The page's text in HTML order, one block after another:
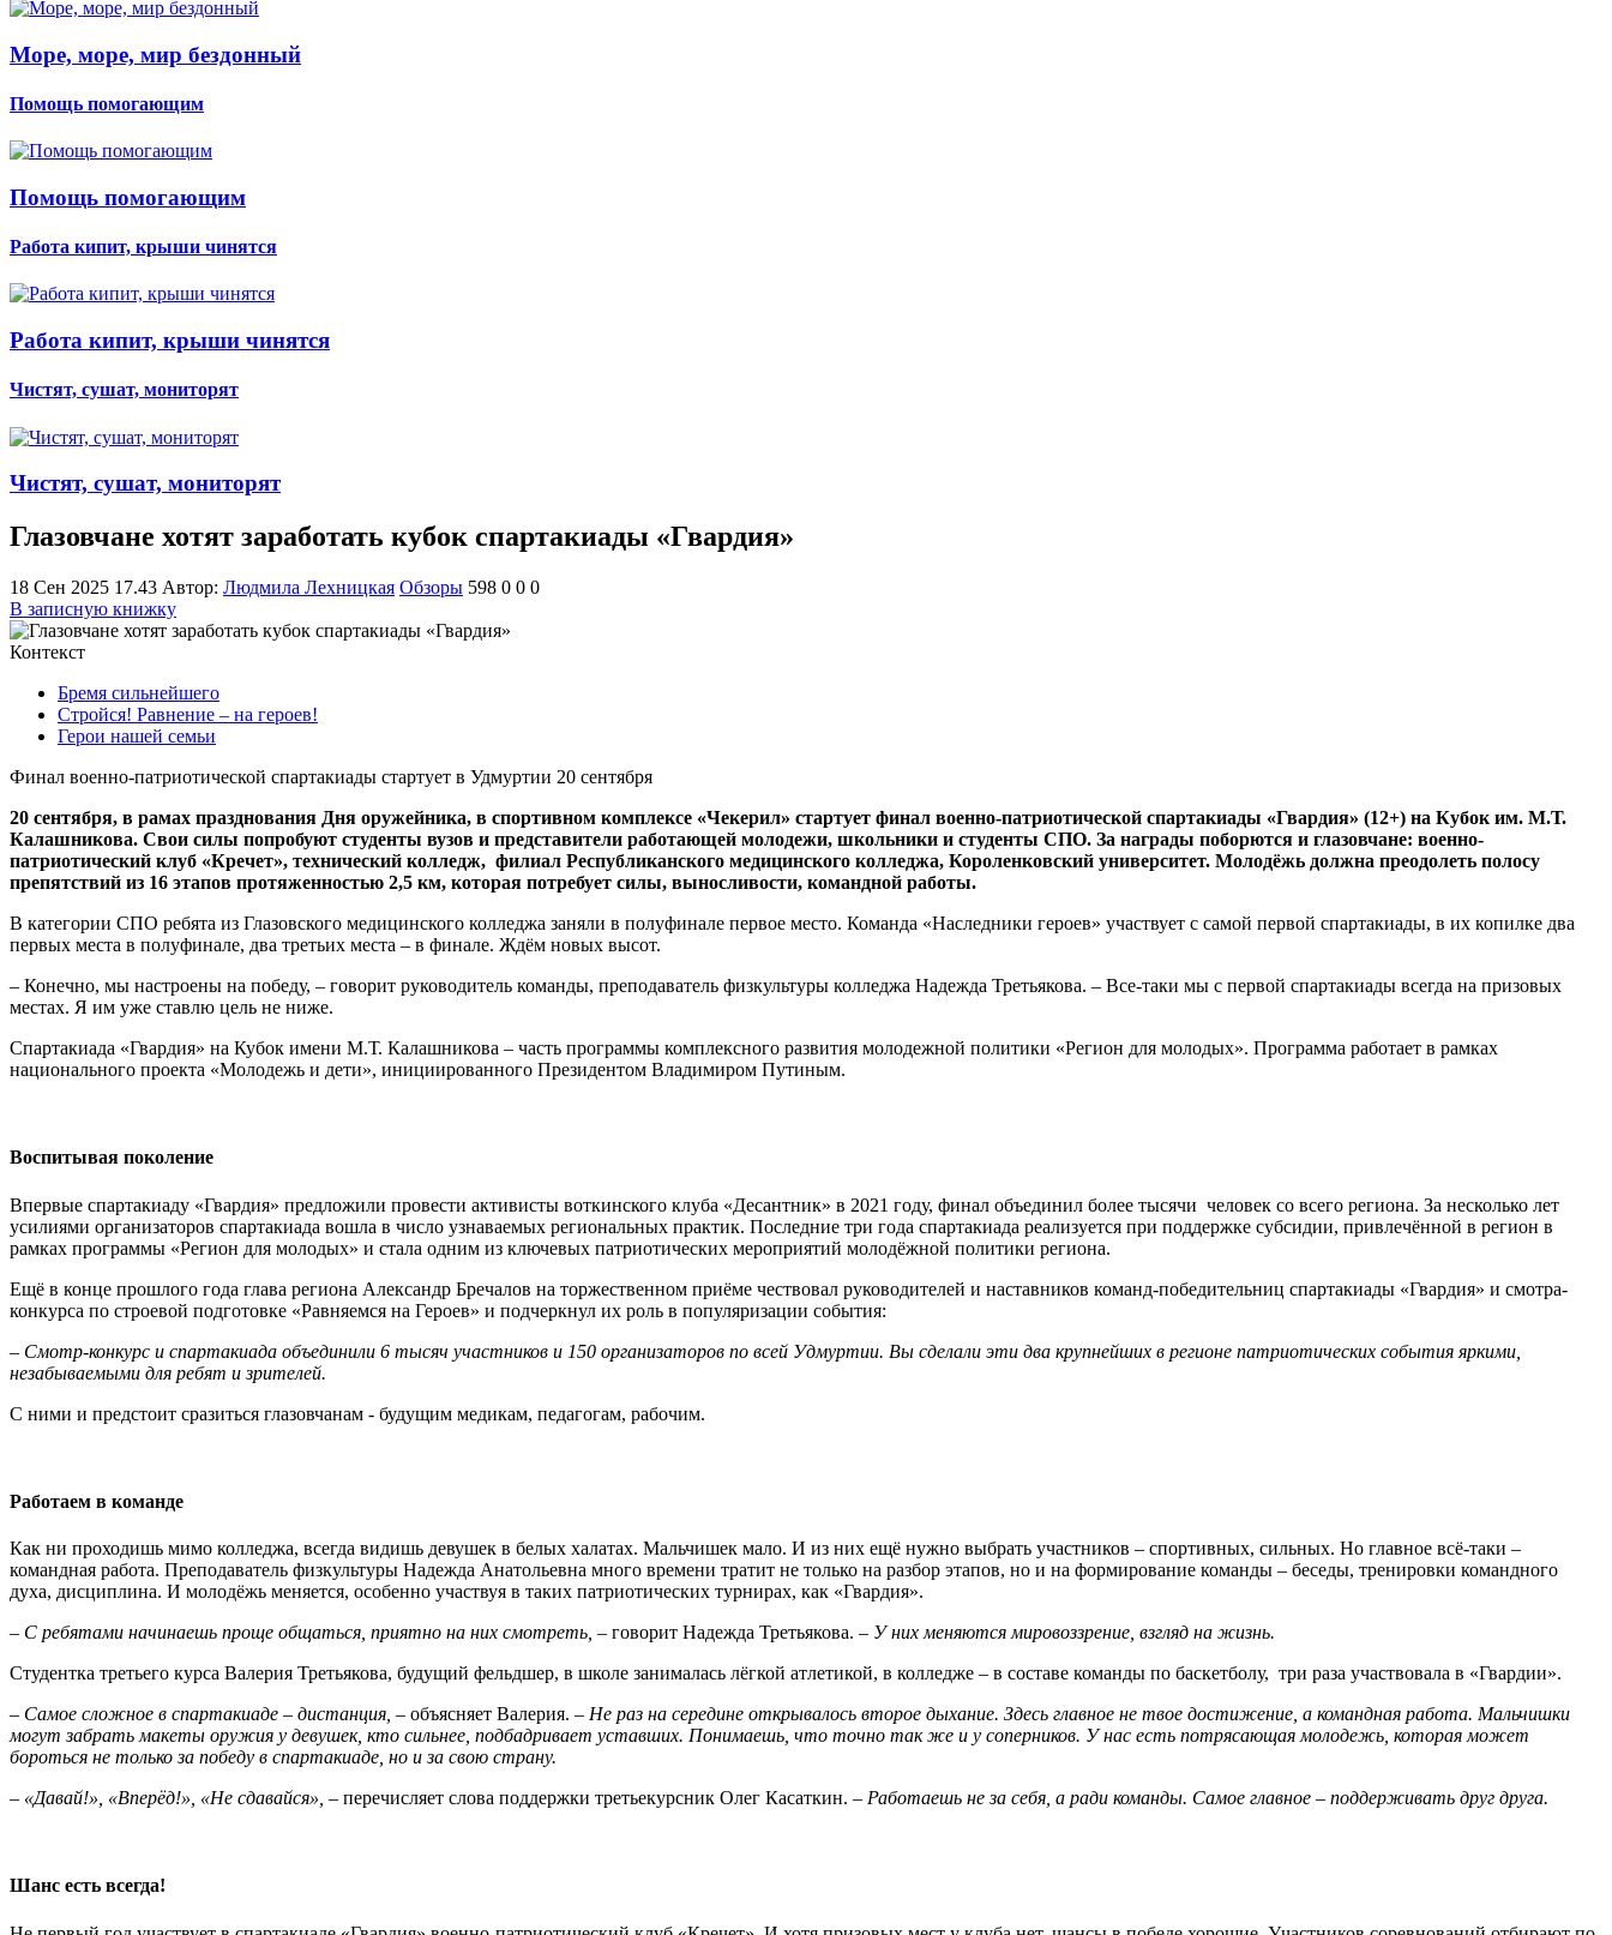
Море, море, мир бездонный
Помощь помогающим
Помощь помогающим
Работа кипит, крыши чинятся
Работа кипит, крыши чинятся
Чистят, сушат, мониторят
Чистят, сушат, мониторят
Глазовчане хотят заработать кубок спартакиады «Гвардия»
18 Сен 2025 17.43 Автор: Людмила Лехницкая Обзоры 598 0 0 0
В записную книжку
Контекст
Бремя сильнейшего
Стройся! Равнение – на героев!
Герои нашей семьи
Финал военно-патриотической спартакиады стартует в Удмуртии 20 сентября
20 сентября, в рамах празднования Дня оружейника, в спортивном комплексе «Чекерил» стартует финал военно-патриотической спартакиады «Гвардия» (12+) на Кубок им. М.Т.
Калашникова. Свои силы попробуют студенты вузов и представители работающей молодежи, школьники и студенты СПО. За награды поборются и глазовчане: военно-
патриотический клуб «Кречет», технический колледж, филиал Республиканского медицинского колледжа, Короленковский университет. Молодёжь должна преодолеть полосу
препятствий из 16 этапов протяженностью 2,5 км, которая потребует силы, выносливости, командной работы.
В категории СПО ребята из Глазовского медицинского колледжа заняли в полуфинале первое место. Команда «Наследники героев» участвует с самой первой спартакиады, в их копилке два
первых места в полуфинале, два третьих места – в финале. Ждём новых высот.
– Конечно, мы настроены на победу, – говорит руководитель команды, преподаватель физкультуры колледжа Надежда Третьякова. – Все-таки мы с первой спартакиады всегда на призовых
местах. Я им уже ставлю цель не ниже.
Спартакиада «Гвардия» на Кубок имени М.Т. Калашникова – часть программы комплексного развития молодежной политики «Регион для молодых». Программа работает в рамках
национального проекта «Молодежь и дети», инициированного Президентом Владимиром Путиным.
Воспитывая поколение
Впервые спартакиаду «Гвардия» предложили провести активисты воткинского клуба «Десантник» в 2021 году, финал объединил более тысячи человек со всего региона. За несколько лет
усилиями организаторов спартакиада вошла в число узнаваемых региональных практик. Последние три года спартакиада реализуется при поддержке субсидии, привлечённой в регион в
рамках программы «Регион для молодых» и стала одним из ключевых патриотических мероприятий молодёжной политики региона.
Ещё в конце прошлого года глава региона Александр Бречалов на торжественном приёме чествовал руководителей и наставников команд-победительниц спартакиады «Гвардия» и смотра-
конкурса по строевой подготовке «Равняемся на Героев» и подчеркнул их роль в популяризации события:
– Смотр-конкурс и спартакиада объединили 6 тысяч участников и 150 организаторов по всей Удмуртии. Вы сделали эти два крупнейших в регионе патриотических события яркими,
незабываемыми для ребят и зрителей.
С ними и предстоит сразиться глазовчанам - будущим медикам, педагогам, рабочим.
Работаем в команде
Как ни проходишь мимо колледжа, всегда видишь девушек в белых халатах. Мальчишек мало. И из них ещё нужно выбрать участников – спортивных, сильных. Но главное всё-таки –
командная работа. Преподаватель физкультуры Надежда Анатольевна много времени тратит не только на разбор этапов, но и на формирование команды – беседы, тренировки командного
духа, дисциплина. И молодёжь меняется, особенно участвуя в таких патриотических турнирах, как «Гвардия».
– С ребятами начинаешь проще общаться, приятно на них смотреть, – говорит Надежда Третьякова. – У них меняются мировоззрение, взгляд на жизнь.
Студентка третьего курса Валерия Третьякова, будущий фельдшер, в школе занималась лёгкой атлетикой, в колледже – в составе команды по баскетболу, три раза участвовала в «Гвардии».
– Самое сложное в спартакиаде – дистанция, – объясняет Валерия. – Не раз на середине открывалось второе дыхание. Здесь главное не твое достижение, а командная работа. Мальчишки
могут забрать макеты оружия у девушек, кто сильнее, подбадривает уставших. Понимаешь, что точно так же и у соперников. У нас есть потрясающая молодежь, которая может
бороться не только за победу в спартакиаде, но и за свою страну.
– «Давай!», «Вперёд!», «Не сдавайся», – перечисляет слова поддержки третьекурсник Олег Касаткин. – Работаешь не за себя, а ради команды. Самое главное – поддерживать друг друга.
Шанс есть всегда!